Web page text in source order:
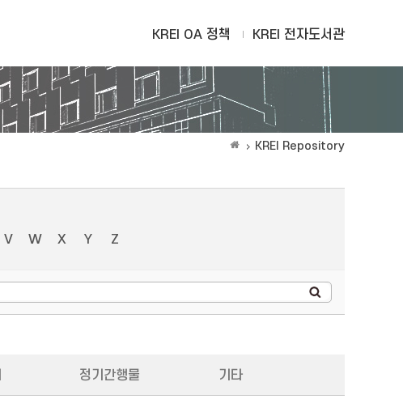
KREI OA 정책 KREI 전자도서관
KREI Repository
V W X Y Z
정기간행물 기타